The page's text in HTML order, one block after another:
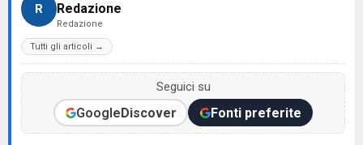
R Redazione
Redazione
Tutti gli articoli →
Seguici su
GoogleDiscover Fonti preferite